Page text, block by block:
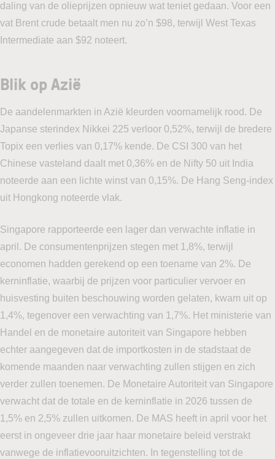
daling van de olieprijzen opnieuw wat teniet gedaan. Voor een
vat Brent crude betaalt men nu zo’n $98, terwijl West Texas
Intermediate aan $92 noteert.
Blik op Azië
De aandelenmarkten in Azië kleurden voornamelijk rood. De
Japanse sterindex Nikkei 225 verloor 0,52%, terwijl de bredere
Topix een verlies van 0,17% kende. De CSI 300 van het
Chinese vasteland daalt met 0,36% en de Nifty 50 uit India
noteerde aan een lichte winst van 0,15%. De Hang Seng-index
uit Hongkong noteerde vlak.
Singapore rapporteerde een lager dan verwachte inflatie in
april. De consumentenprijzen stegen met 1,8%, terwijl
economen hadden gerekend op een toename van 2%. De
kerninflatie, waarbij de prijzen voor particulier vervoer en
huisvesting buiten beschouwing worden gelaten, kwam uit op
1,4%, tegenover een verwachting van 1,7%. Het ministerie van
Handel en de monetaire autoriteit van Singapore hebben
echter aangegeven dat de importkosten in de stadstaat de
komende maanden naar verwachting zullen stijgen en zich
verder zullen toenemen. De Monetaire Autoriteit van Singapore
verwacht dat de totale en de kerninflatie in 2026 tussen de
1,5% en 2,5% zullen uitkomen. De MAS heeft in april voor het
eerst in ongeveer drie jaar haar monetaire beleid verstrakt
vanwege de inflatievooruitzichten. In tegenstelling tot de